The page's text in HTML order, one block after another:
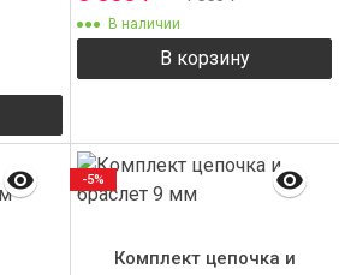
В наличии
В корзину
Комплект цепочка и
-5%